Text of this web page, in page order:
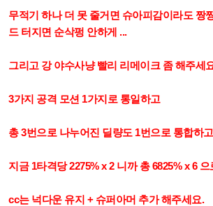
무적기 하나 더 못 줄거면 슈아피감이라도 짱
드 터지면 순삭펑 안하게 ...
그리고 강 야수사냥 빨리 리메이크 좀 해주세
3가지 공격 모션 1가지로 통일하고
총 3번으로 나누어진 딜량도 1번으로 통합하고
지금 1타격당 2275% x 2 니까 총 6825% x 6
cc는 넉다운 유지 + 슈퍼아머 추가 해주세요.